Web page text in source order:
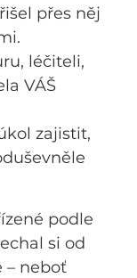
přes něj
léčiteli,
VÁŠ
zajistit,
podle
si od
– neboť